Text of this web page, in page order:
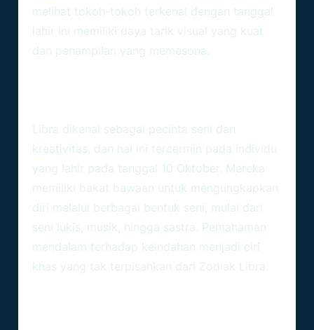
melihat tokoh-tokoh terkenal dengan tanggal
lahir ini memiliki daya tarik visual yang kuat
dan penampilan yang memesona.
Libra dikenal sebagai pecinta seni dan
kreativitas, dan hal ini tercermin pada individu
yang lahir pada tanggal 10 Oktober. Mereka
memiliki bakat bawaan untuk mengungkapkan
diri melalui berbagai bentuk seni, mulai dari
seni lukis, musik, hingga sastra. Pemahaman
mendalam terhadap keindahan menjadi ciri
khas yang tak terpisahkan dari Zodiak Libra.